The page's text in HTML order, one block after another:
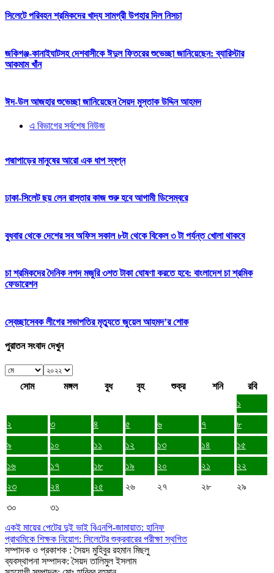
সিলেটে পরিবহন শ্রমিকদের খাদ্য সামগ্রী উপহার দিল নিসচা
জকিগঞ্জ-কানাইঘাটসহ দেশবাসীকে ঈদুল ফিতরের শুভেচ্ছা জানিয়েছেন: ব্যারিস্টার
আকমাম খাঁন
ঈদ-উল আজহার শুভেচ্ছা জানিয়েছেন সৈয়দ মুস্তাক উদ্দিন আহমদ
এ বিভাগের সর্বশেষ নিউজ
পদ্মাপাড়ের মানুষের আরো এক ধাপ স্বপ্ন
ঢাকা-সিলেট ছয় লেন রাস্তার কাজ শুরু হবে আগামী ডিসেম্বরে
বুধবার থেকে দেশের সব অফিস সকাল ৮টা থেকে বিকেল ৩ টা পর্যন্ত খোলা থাকবে
চা শ্রমিকদের দৈনিক নগদ মজুরি ৩শত টাকা ঘোষণা করতে হবে: বাংলাদেশ চা শ্রমিক
ফেডারেশন
স্বেচ্ছাসেবক লীগের সভাপতির মৃত্যুতে জুয়েল আহমদ’র শোক
পুরাতন সংবাদ দেখুন
সোম মঙ্গল বুধ বৃহ শুক্র শনি
রবি
১
২
৩ ৪ ৫ ৬ ৭
৮
৯
১০ ১১ ১২ ১৩ ১৪
১৫
১৬
১৭ ১৮ ১৯ ২০ ২১
২২
২৩
২৪ ২৫ ২৬ ২৭ ২৮
২৯
৩০
৩১
একই মায়ের পেটের দুই ভাই বিএনপি-জামায়াত: হানিফ
প্রাথমিকে শিক্ষক নিয়োগ: সিলেটের শুক্রবারের পরীক্ষা স্থগিত
সম্পাদক ও প্রকাশক : সৈয়দ মুহিবুর রহমান মিছলু
ব্যবস্থাপনা সম্পাদক: সৈয়দ তালিমুল ইসলাম